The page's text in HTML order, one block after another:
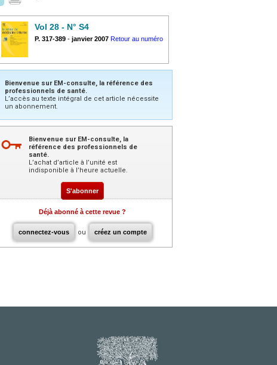
Vol 28 - N° S4
P. 317-389 - janvier 2007 Retour au numéro
Bienvenue sur EM-consulte, la référence des
professionnels de santé.
L’accès au texte intégral de cet article nécessite
un abonnement.
Bienvenue sur EM-consulte, la
référence des professionnels de
santé.
L’achat d’article à l’unité est
indisponible à l’heure actuelle.
S'abonner
Déjà abonné à cette revue ?
connectez-vous ou créez un compte